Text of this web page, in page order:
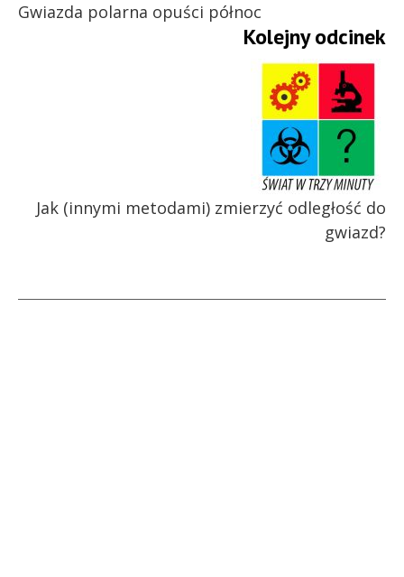
Gwiazda polarna opuści północ
Kolejny odcinek
Jak (innymi metodami) zmierzyć odległość do
gwiazd?